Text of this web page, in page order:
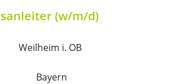
(w/m/d)
Weilheim i. OB
Bayern